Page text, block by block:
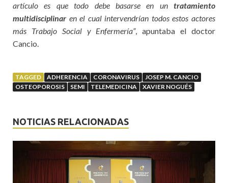
artículo es que todo debe basarse en un tratamiento
multidisciplinar en el cual intervendrían todos estos actores
más Trabajo Social y Enfermería”, apuntaba el doctor
Cancio.
TAGGED ADHERENCIA CORONAVIRUS
JOSEP M. CANCIO
OSTEOPOROSIS
SEMI TELEMEDICINA XAVIER NOGUÉS
NOTICIAS RELACIONADAS